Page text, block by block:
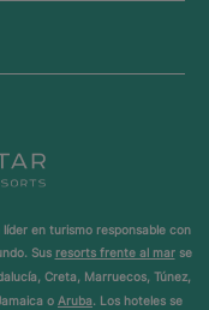
en turismo responsable con
Sus resorts frente al marse
Creta, Marruecos, Túnez,
o Aruba. Los hoteles se